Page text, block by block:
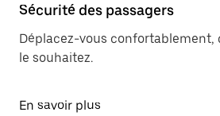
Sécurité des passagers
Déplacez-vous confortablement,
le souhaitez.
En savoir plus